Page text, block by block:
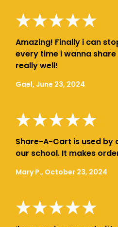
Amazing! Finally i can
every time i wanna
really well!
Gael, June 23, 2024
Share-A-Cart is used by
our school. It makes
Mary P., October 23, 2024